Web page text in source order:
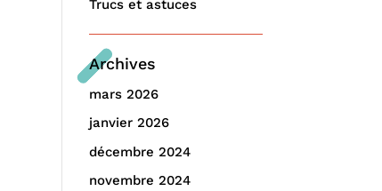
Trucs et astuces
Archives
mars 2026
janvier 2026
décembre 2024
novembre 2024